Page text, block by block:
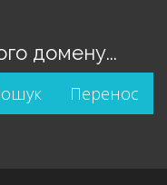
домену...